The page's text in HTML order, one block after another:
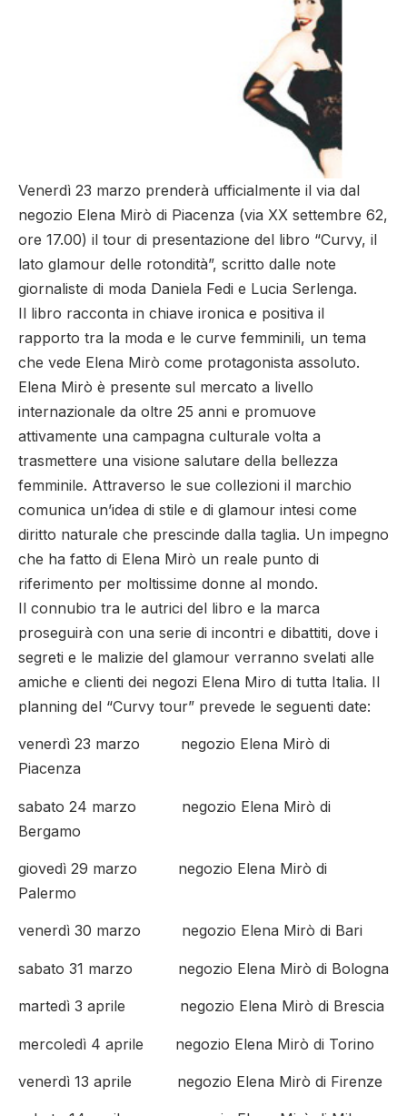
Venerdì 23 marzo prenderà ufficialmente il via dal
negozio Elena Mirò di Piacenza (via XX settembre 62,
ore 17.00) il tour di presentazione del libro “Curvy, il
lato glamour delle rotondità”, scritto dalle note
giornaliste di moda Daniela Fedi e Lucia Serlenga.
Il libro racconta in chiave ironica e positiva il
rapporto tra la moda e le curve femminili, un tema
che vede Elena Mirò come protagonista assoluto.
Elena Mirò è presente sul mercato a livello
internazionale da oltre 25 anni e promuove
attivamente una campagna culturale volta a
trasmettere una visione salutare della bellezza
femminile. Attraverso le sue collezioni il marchio
comunica un’idea di stile e di glamour intesi come
diritto naturale che prescinde dalla taglia. Un impegno
che ha fatto di Elena Mirò un reale punto di
riferimento per moltissime donne al mondo.
Il connubio tra le autrici del libro e la marca
proseguirà con una serie di incontri e dibattiti, dove i
segreti e le malizie del glamour verranno svelati alle
amiche e clienti dei negozi Elena Miro di tutta Italia. Il
planning del “Curvy tour” prevede le seguenti date:
venerdì 23 marzo negozio Elena Mirò di
Piacenza
sabato 24 marzo negozio Elena Mirò di
Bergamo
giovedì 29 marzo negozio Elena Mirò di
Palermo
venerdì 30 marzo negozio Elena Mirò di Bari
sabato 31 marzo negozio Elena Mirò di Bologna
martedì 3 aprile negozio Elena Mirò di Brescia
mercoledì 4 aprile negozio Elena Mirò di Torino
venerdì 13 aprile negozio Elena Mirò di Firenze